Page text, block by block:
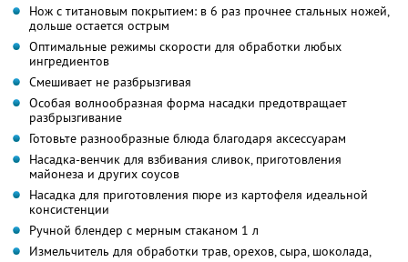
Нож с титановым покрытием: в 6 раз прочнее стальных ножей,
дольше остается острым
Оптимальные режимы скорости для обработки любых
ингредиентов
Смешивает не разбрызгивая
Особая волнообразная форма насадки предотвращает
разбрызгивание
Готовьте разнообразные блюда благодаря аксессуарам
Насадка-венчик для взбивания сливок, приготовления
майонеза и других соусов
Насадка для приготовления пюре из картофеля идеальной
консистенции
Ручной блендер с мерным стаканом 1 л
Измельчитель для обработки трав, орехов, сыра, шоколада,